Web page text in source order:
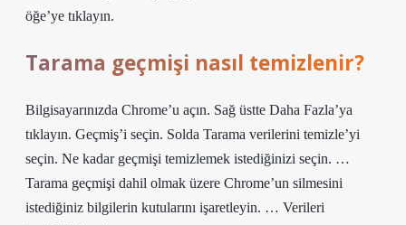
öğe’ye tıklayın.
Tarama geçmişi nasıl temizlenir?
Bilgisayarınızda Chrome’u açın. Sağ üstte Daha Fazla’ya
tıklayın. Geçmiş’i seçin. Solda Tarama verilerini temizle’yi
seçin. Ne kadar geçmişi temizlemek istediğinizi seçin. …
Tarama geçmişi dahil olmak üzere Chrome’un silmesini
istediğiniz bilgilerin kutularını işaretleyin. … Verileri